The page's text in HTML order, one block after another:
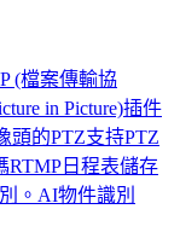
(檔案傳輸協
in Picture)插件
頭的PTZ支持PTZ
RTMP 日程表儲存
。 AI物件識別